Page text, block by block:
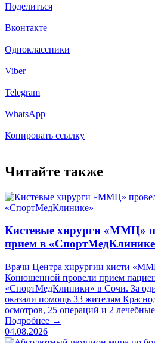
Поделиться
Вконтакте
Одноклассники
Viber
Telegram
WhatsApp
Копировать ссылку
Читайте также
Кистевые хирурги «ММЦ»
прием в
Врачи Центра хирургии кисти
Конюшенной провели прием
«СпортМедКлиники» в Сочи. За
оказали помощь 33 жителям
осмотров, 25 операций и 2
Подробнее →
04.08.2026